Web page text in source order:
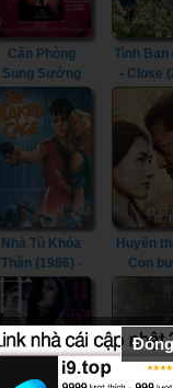
Căn Phòng
Sung Sướng
(2015) - In the
Room (2015)
Tình Bạn
- Close
Nhà Tù Khỏa
Thân (1986) -
The Naked
Cage (1986)
Huyền
Con
Butterfly